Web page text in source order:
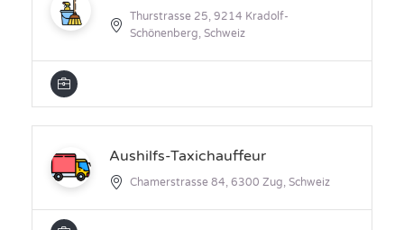
Thurstrasse 25, 9214 Kradolf-
Schönenberg, Schweiz
Aushilfs-Taxichauffeur
Chamerstrasse 84, 6300 Zug, Schweiz